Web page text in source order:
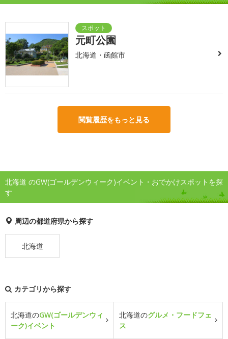
元町公園
北海道・函館市
閲覧履歴をもっと見る
北海道 のGW(ゴールデンウィーク)イベント・おでかけスポットを探
す
周辺の都道府県から探す
北海道
カテゴリから探す
北海道のGW(ゴールデンウィ
ーク)イベント
北海道のグルメ・フードフェ
ス